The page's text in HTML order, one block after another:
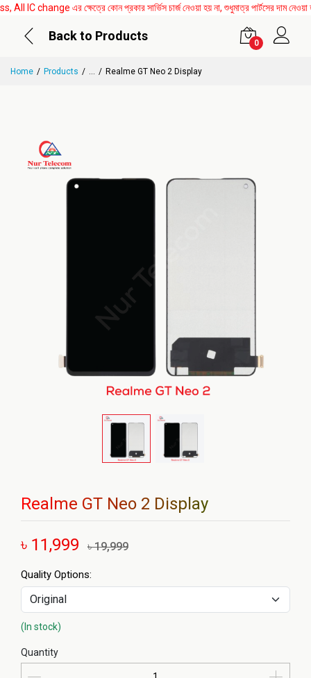
এর ক্ষেত্রে কোন প্রকার সার্ভিস চার্জ নেওয়া হয় না, শুধুমাত্র পার্টসের দাম
Back to Products
0
Home Products ... Realme GT Neo 2 Display
Realme GT Neo 2 Display
৳ 11,999 ৳ 19,999
Quality Options:
(In stock)
Quantity